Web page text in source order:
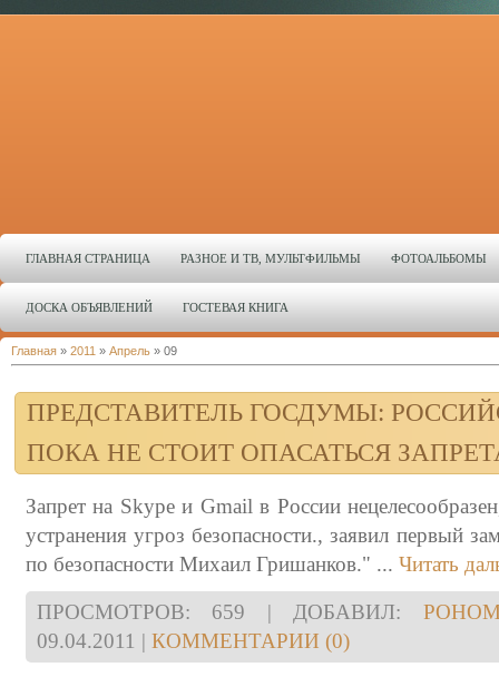
ГЛАВНАЯ СТРАНИЦА РАЗНОЕ И ТВ, МУЛЬТФИЛЬМЫ ФОТОАЛЬБОМЫ
ДОСКА ОБЪЯВЛЕНИЙ ГОСТЕВАЯ КНИГА
Главная » 2011 » Апрель » 09
ПРЕДСТАВИТЕЛЬ ГОСДУМЫ:
ПОКА НЕ СТОИТ ОПАСАТЬСЯ
Запрет на Skype и Gmail в России
устранения угроз безопасности., заявил первый
по безопасности Михаил Гришанков." ... Читать
ПРОСМОТРОВ: 659 | ДОБАВИЛ:
09.04.2011 | КОММЕНТАРИИ (0)